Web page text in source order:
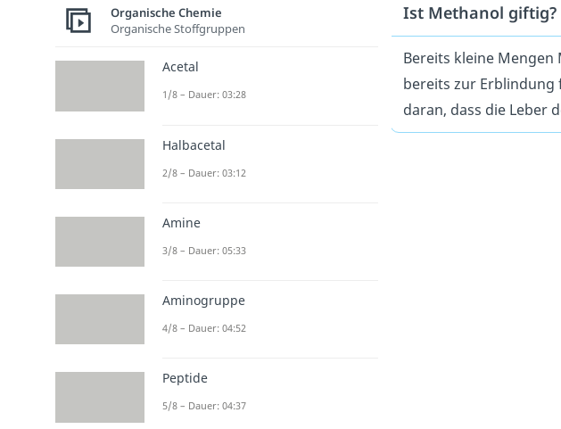
Ist Methanol giftig?
Bereits kleine
bereits zur Erblindung
daran, dass die Leber
Organische Chemie
Organische Stoffgruppen
Acetal
1/8 – Dauer: 03:28
Halbacetal
2/8 – Dauer: 03:12
Amine
3/8 – Dauer: 05:33
Aminogruppe
4/8 – Dauer: 04:52
Peptide
5/8 – Dauer: 04:37